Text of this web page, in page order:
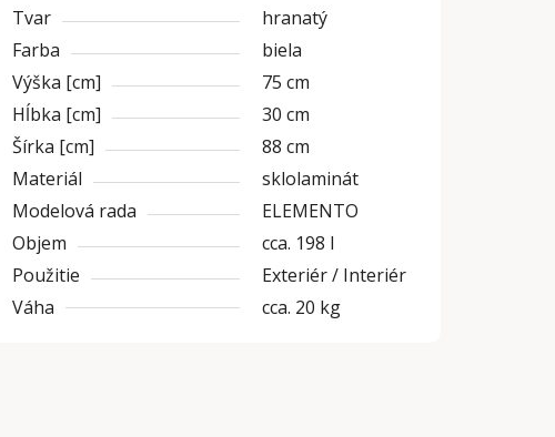
Tvar
hranatý
Farba
biela
Výška [cm]
75 cm
Hĺbka [cm]
30 cm
Šírka [cm]
88 cm
Materiál
sklolaminát
Modelová rada
ELEMENTO
Objem
cca. 198 l
Použitie
Exteriér / Interiér
Váha
cca. 20 kg